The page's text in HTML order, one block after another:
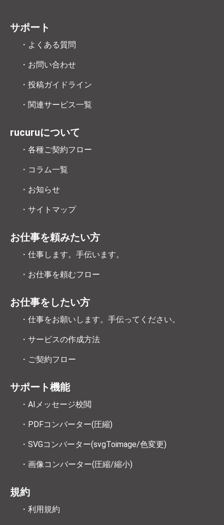
サポート
・よくある質問
・お問い合わせ
・投稿ガイドライン
・関連サービス一覧
rucuruについて
・各種ご契約フロー
・コラム一覧
・お知らせ
・サイトマップ
お仕事を頼みたい方
・仕事します。手伝います。
・お仕事を頼むフロー
お仕事をしたい方
・仕事をお願いします。手伝ってください。
・サービスの作成方法
・ご契約フロー
サポート機能
・AIメッセージ校閲
・PDFコンバーター(圧縮)
・SVGコンバーター(svgToimage/色変更)
・画像コンバーター(圧縮/縮小)
規約
・利用規約